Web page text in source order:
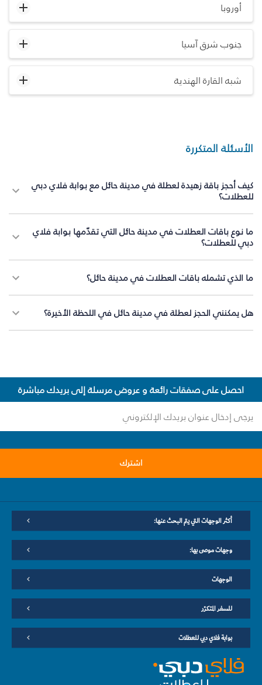
أوروبا
جنوب شرق آسيا
شبه القارة الهندية
الأسئلة المتكررة
كيف أحجز باقة زهيدة لعطلة في مدينة حائل مع بوابة فلاي دبي
للعطلات؟
ما نوع باقات العطلات في مدينة حائل التي تقدّمها بوابة فلاي
دبي للعطلات؟
ما الذي تشمله باقات العطلات في مدينة حائل؟
هل يمكنني الحجز لعطلة في مدينة حائل في اللحظة الأخيرة؟
احصل على صفقات رائعة و عروض مرسلة إلى بريدك مباشرة
اشترك
أكثر الوجهات التي يتم البحث عنها:
وجهات موصى بها:
الوجهات
للسفر المتكرّر
بوابة فلاي دبي للعطلات